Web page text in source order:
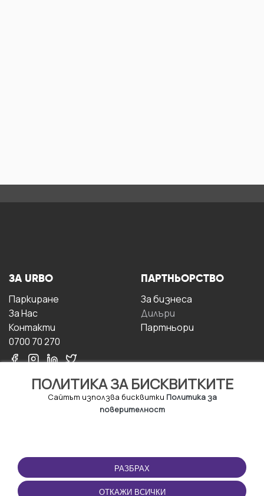
ПОЛИТИКА ЗА БИСКВИТКИТЕ
Сайтът използва бисквитки Политика за
поверителност
РАЗБРАХ
ОТКАЖИ ВСИЧКИ
ЗА URBO
Паркиране
За Hас
Контакти
0700 70 270
ПАРТНЬОРСТВО
За бизнесa
Дилъри
Партньори
ПОЛЗВАНЕ
Правила и условия за
ползване
ПРИЛОЖЕНИЕТО